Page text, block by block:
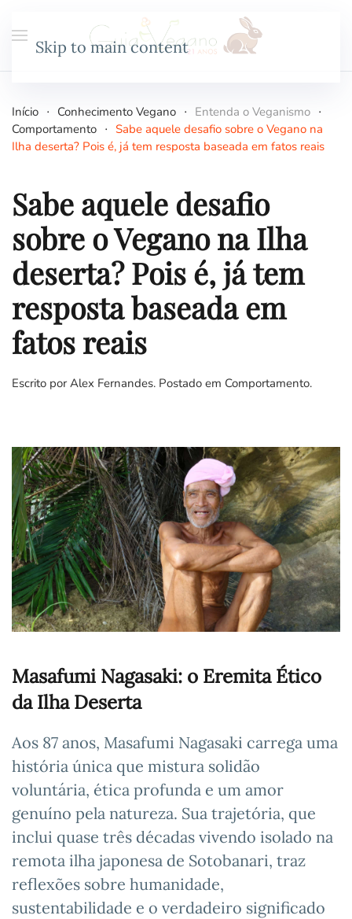
Skip to main content
Início Conhecimento Vegano
Entenda o Veganismo
Comportamento
Sabe aquele desafio sobre o Vegano na
Ilha deserta? Pois é, já tem resposta baseada em fatos reais
Sabe aquele desafio
sobre o Vegano na Ilha
deserta? Pois é, já tem
resposta baseada em
fatos reais
Escrito por Alex Fernandes. Postado em Comportamento.
Masafumi Nagasaki: o Eremita Ético
da Ilha Deserta
Aos 87 anos, Masafumi Nagasaki carrega uma
história única que mistura solidão
voluntária, ética profunda e um amor
genuíno pela natureza. Sua trajetória, que
inclui quase três décadas vivendo isolado na
remota ilha japonesa de Sotobanari, traz
reflexões sobre humanidade,
sustentabilidade e o verdadeiro significado